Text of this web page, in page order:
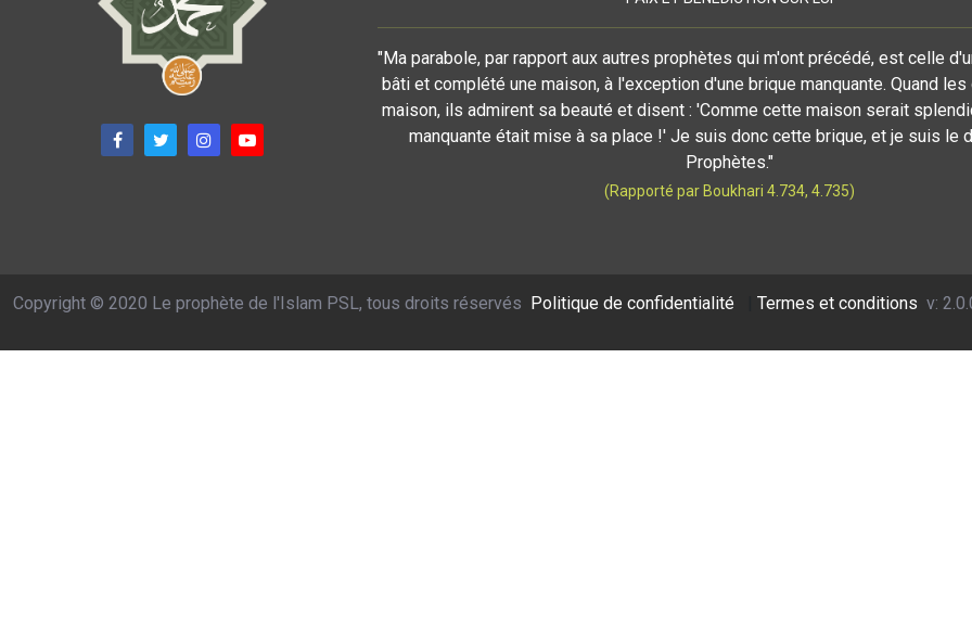
"Ma parabole, par rapport aux autres prophètes qui m'ont précédé, est celle
bâti et complété une maison, à l'exception d'une brique manquante. Quand
maison, ils admirent sa beauté et disent : 'Comme cette maison serait
manquante était mise à sa place !' Je suis donc cette brique, et je suis le
Prophètes."
(Rapporté par Boukhari 4.734, 4.735)
Copyright © 2020 Le prophète de l'Islam PSL, tous droits réservés Politique de confidentialité Termes et conditions v: